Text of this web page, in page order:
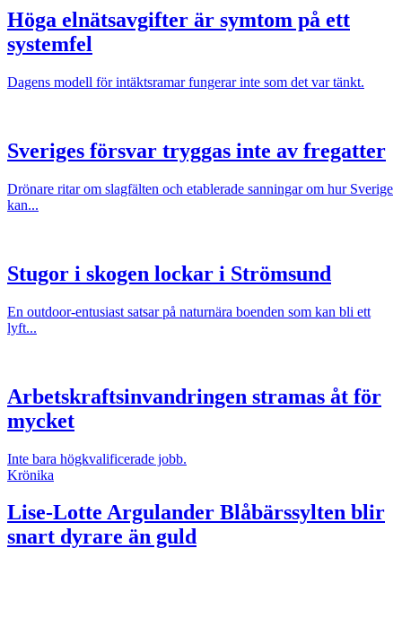
Höga elnätsavgifter är symtom på ett
systemfel
Dagens modell för intäktsramar fungerar inte som det var tänkt.
Sveriges försvar tryggas inte av fregatter
Drönare ritar om slagfälten och etablerade sanningar om hur Sverige
kan...
Stugor i skogen lockar i Strömsund
En outdoor-entusiast satsar på naturnära boenden som kan bli ett
lyft...
Arbetskraftsinvandringen stramas åt för
mycket
Inte bara högkvalificerade jobb.
Krönika
Lise-Lotte Argulander Blåbärssylten blir
snart dyrare än guld